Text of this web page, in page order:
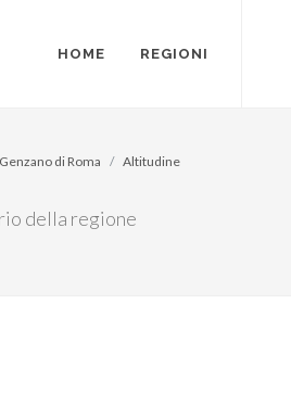
HOME REGIONI
della regione
Genzano di Roma Altitudine